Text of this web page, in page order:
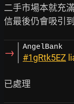
二手市場本就充
→ AngelBank
#1gRtk5EZ